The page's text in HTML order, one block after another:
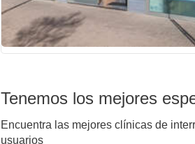
Tenemos los mejores
Encuentra las mejores clínicas de
usuarios